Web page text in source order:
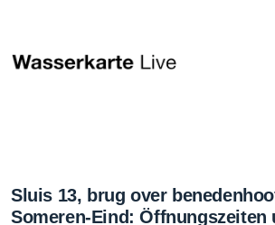
Sluis 13, brug over
Someren-Eind: Öffnungszeiten